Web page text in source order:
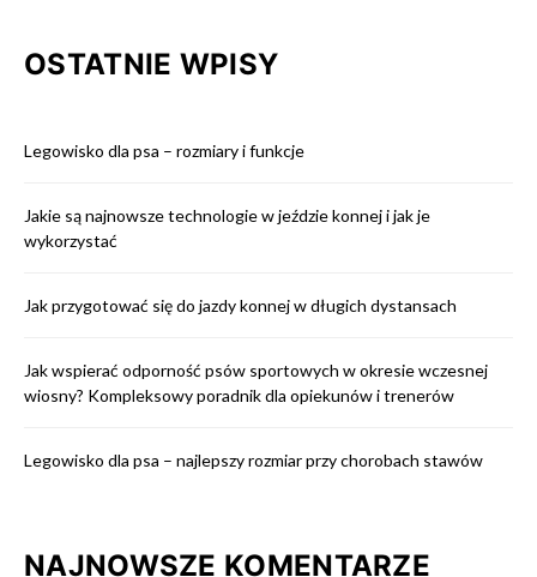
OSTATNIE WPISY
Legowisko dla psa – rozmiary i funkcje
Jakie są najnowsze technologie w jeździe konnej i jak je
wykorzystać
Jak przygotować się do jazdy konnej w długich dystansach
Jak wspierać odporność psów sportowych w okresie wczesnej
wiosny? Kompleksowy poradnik dla opiekunów i trenerów
Legowisko dla psa – najlepszy rozmiar przy chorobach stawów
NAJNOWSZE KOMENTARZE